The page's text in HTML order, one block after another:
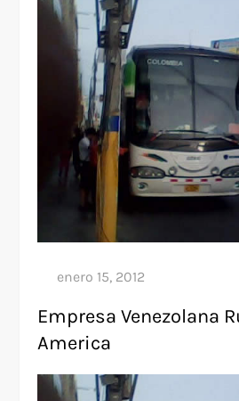
Empresa Venezolana
America